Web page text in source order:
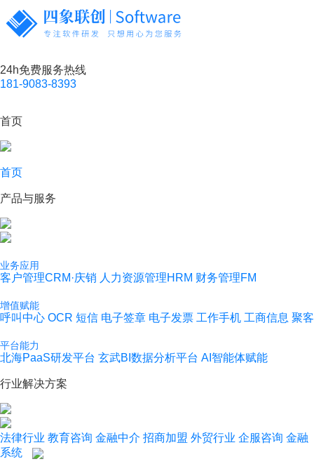
24h免费服务热线
181-9083-8393
首页
首页
产品与服务
业务应用
客户管理CRM·庆销 人力资源管理HRM 财务管理FM
增值赋能
呼叫中心 OCR 短信 电子签章 电子发票 工作手机 工商信息 聚客
平台能力
北海PaaS研发平台 玄武BI数据分析平台 AI智能体赋能
行业解决方案
法律行业 教育咨询 金融中介 招商加盟 外贸行业 企服咨询 金融
系统